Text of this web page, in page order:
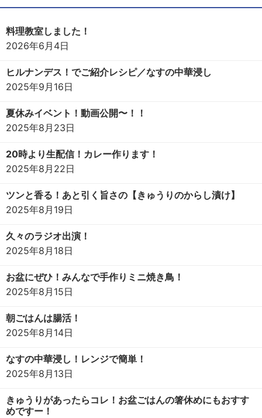
料理教室しました！
2026年6月4日
ヒルナンデス！でご紹介レシピ／なすの中華浸し
2025年9月16日
夏休みイベント！動画公開〜！！
2025年8月23日
20時より生配信！カレー作ります！
2025年8月22日
ツンと香る！あと引く旨さの【きゅうりのからし漬け】
2025年8月19日
久々のラジオ出演！
2025年8月18日
お盆にぜひ！みんなで手作りミニ焼き鳥！
2025年8月15日
朝ごはんは腸活！
2025年8月14日
なすの中華浸し！レンジで簡単！
2025年8月13日
きゅうりがあったらコレ！お盆ごはんの箸休めにもおすす
めですー！